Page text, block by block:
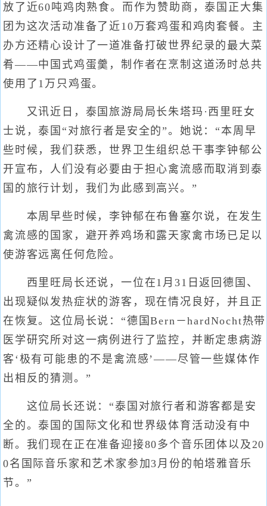
放了近60吨鸡肉熟食。而作为赞助商，泰国正大集
团为这次活动准备了近10万套鸡蛋和鸡肉套餐。主
办方还精心设计了一道准备打破世界纪录的最大菜
肴——中国式鸡蛋羹，制作者在烹制这道汤时总共
使用了1万只鸡蛋。
又讯近日，泰国旅游局局长朱塔玛·西里旺女
士说，泰国“对旅行者是安全的”。她说：“本周早
些时候，我们获悉，世界卫生组织总干事李钟郁公
开宣布，人们没有必要由于担心禽流感而取消到泰
国的旅行计划，我们为此感到高兴。”
本周早些时候，李钟郁在布鲁塞尔说，在发生
禽流感的国家，避开养鸡场和露天家禽市场已足以
使游客远离任何危险。
西里旺局长还说，一位在1月31日返回德国、
出现疑似发热症状的游客，现在情况良好，并且正
在恢复。这位局长说：“德国Bern－hardNocht热带
医学研究所对这一病例进行了监控，并断定患病游
客‘极有可能患的不是禽流感’——尽管一些媒体作
出相反的猜测。”
这位局长还说：“泰国对旅行者和游客都是安
全的。泰国的国际文化和世界级体育活动没有中
断。我们现在正在准备迎接80多个音乐团体以及20
0名国际音乐家和艺术家参加3月份的帕塔雅音乐
节。”